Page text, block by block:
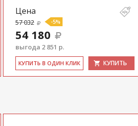
Цена
57 032 -5%
54 180
выгода 2 851 р.
КУ­ПИТЬ В ОДИН КЛИК КУПИТЬ